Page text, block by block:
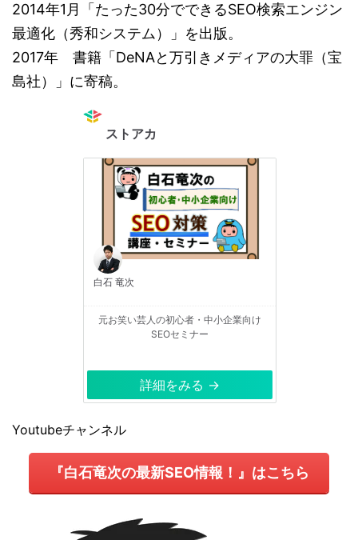
2014年1月「たった30分でできるSEO検索エンジン
最適化（秀和システム）」を出版。
2017年 書籍「DeNAと万引きメディアの大罪（宝
島社）」に寄稿。
ストアカ
白石 竜次
元お笑い芸人の初心者・中小企業向け
SEOセミナー
詳細をみる →
Youtubeチャンネル
『白石竜次の最新SEO情報！』はこちら